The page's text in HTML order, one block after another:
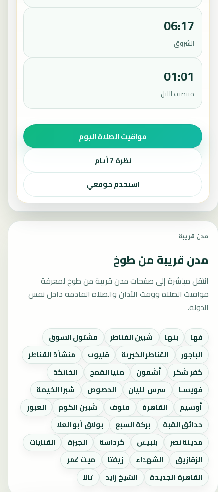
06:17
الشروق
01:01
منتصف الليل
مواقيت الصلاة اليوم
نظرة 7 أيام
استخدم موقعي
مدن قريبة
مدن قريبة من طوخ
انتقل مباشرة إلى صفحات مدن قريبة من طوخ لمعرفة
مواقيت الصلاة ووقت الأذان والصلاة القادمة داخل نفس
الدولة.
قها بنها شبين القناطر
مشتول السوق
الباجور
القناطر الخيرية قليوب
منشأة القناطر
كفر شكر
أشمون منيا القمح
الخانكة
قويسنا
سرس الليان الخصوص
شبرا الخيمة
أوسيم
القاهرة منوف شبين الكوم
العبور
حدائق القبة
بركة السبع
بولاق أبو العلا
مدينة نصر
بلبيس كرداسة الجيزة
القنايات
الزقازيق
الشهداء زيفتا
ميت غمر
القاهرة الجديدة
الشيخ زايد تالا